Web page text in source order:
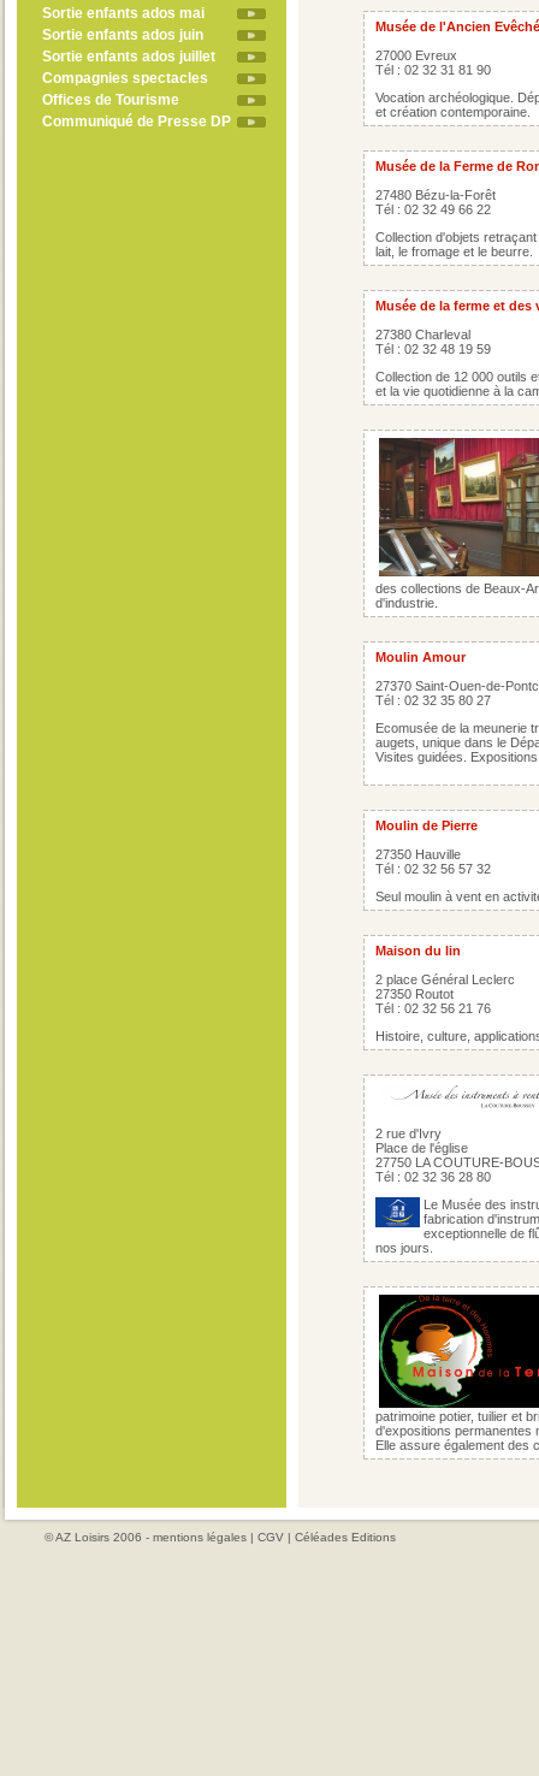
Sortie enfants ados mai
Sortie enfants ados juin
Sortie enfants ados juillet
Compagnies spectacles
Offices de Tourisme
Communiqué de Presse DP
Musée de l'Ancien Evêché
27000 Evreux
Tél : 02 32 31 81 90
Vocation archéologique.
et création contemporaine.
Musée de la Ferme de
27480 Bézu-la-Forêt
Tél : 02 32 49 66 22
Collection d'objets
lait, le fromage et le beurre.
Musée de la ferme et des
27380 Charleval
Tél : 02 32 48 19 59
Collection de 12 000 outils
et la vie quotidienne à la
des collections de Beaux-
d'industrie.
Moulin Amour
27370 Saint-Ouen-de-
Tél : 02 32 35 80 27
Ecomusée de la meunerie
augets, unique dans le
Visites guidées.
Moulin de Pierre
27350 Hauville
Tél : 02 32 56 57 32
Seul moulin à vent en
Maison du lin
2 place Général Leclerc
27350 Routot
Tél : 02 32 56 21 76
Histoire, culture,
2 rue d'Ivry
Place de l'église
27750 LA COUTURE-
Tél : 02 32 36 28 80
Le Musée des
fabrication
exceptionnelle de
nos jours.
patrimoine potier, tuilier et
d'expositions permanentes
Elle assure également des
© AZ Loisirs 2006 - mentions légales | CGV | Céléades Editions